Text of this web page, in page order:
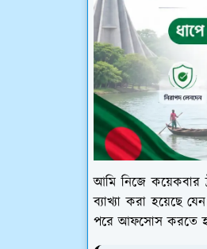
আমি নিজে কয়েকবার
ব্যাখ্যা করা হয়েছে
পরে আফসোস করতে